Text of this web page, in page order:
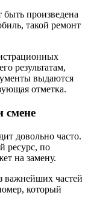
произведена
такой ремонт
результатам,
выдаются
отметка.
смене
довольно часто.
ресурс, по
на замену.
важнейших частей
который